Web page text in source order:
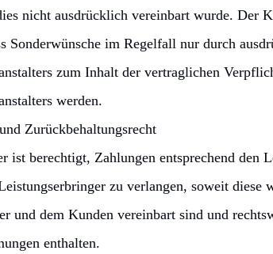
nicht ausdrücklich vereinbart wurde. Der
Sonderwünsche im Regelfall nur durch
zum Inhalt der vertraglichen
werden.
Zurückbehaltungsrecht
ist berechtigt, Zahlungen entsprechend den
zu verlangen, soweit diese
und dem Kunden vereinbart sind und
enthalten.